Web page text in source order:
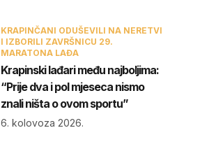
KRAPINČANI ODUŠEVILI NA NERETVI
I IZBORILI ZAVRŠNICU 29.
MARATONA LAĐA
Krapinski lađari među najboljima:
“Prije dva i pol mjeseca nismo
znali ništa o ovom sportu”
6. kolovoza 2026.